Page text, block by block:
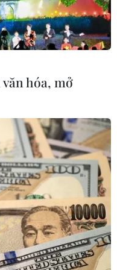
thống Hàn
cho biết Hàn Quốc
công tác nhằm
đỉnh riêng rẽ giữa
đi đến thành
phòng An ninh
hóa, mở